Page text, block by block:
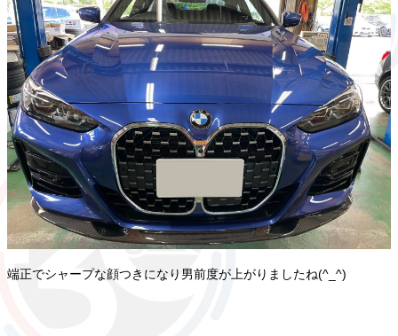
端正でシャープな顔つきになり男前度が上がりましたね(^_^)